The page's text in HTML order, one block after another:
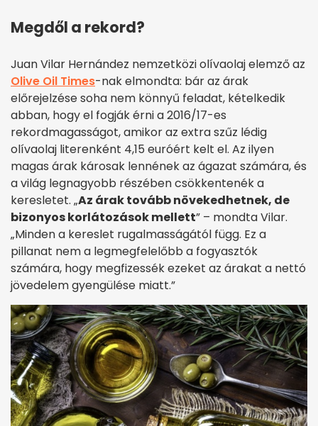
Megdől a rekord?
Juan Vilar Hernández nemzetközi olívaolaj elemző az
Olive Oil Times-nak elmondta: bár az árak
előrejelzése soha nem könnyű feladat, kételkedik
abban, hogy el fogják érni a 2016/17-es
rekordmagasságot, amikor az extra szűz lédig
olívaolaj literenként 4,15 euróért kelt el. Az ilyen
magas árak károsak lennének az ágazat számára, és
a világ legnagyobb részében csökkentenék a
keresletet. „Az árak tovább növekedhetnek, de
bizonyos korlátozások mellett” – mondta Vilar.
„Minden a kereslet rugalmasságától függ. Ez a
pillanat nem a legmegfelelőbb a fogyasztók
számára, hogy megfizessék ezeket az árakat a nettó
jövedelem gyengülése miatt.”